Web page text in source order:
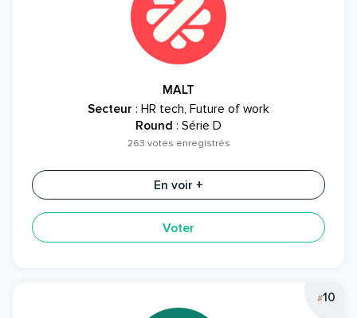
MALT
Secteur : HR tech, Future of work
Round : Série D
263 votes enregistrés
En voir +
Voter
#10